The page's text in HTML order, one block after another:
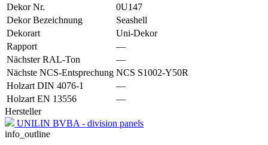
Dekor Nr.
0U147
Dekor Bezeichnung
Seashell
Dekorart
Uni-Dekor
Rapport
—
Nächster RAL-Ton
—
Nächste NCS-Entsprechung NCS S1002-Y50R
Holzart DIN 4076-1
—
Holzart EN 13556
—
Hersteller
UNILIN BVBA - division panels
info_outline